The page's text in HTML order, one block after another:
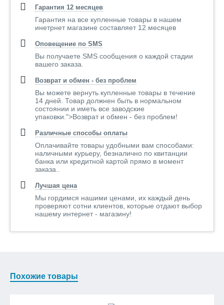
Гарантия 12 месяцев
Гарантия на все купленные товары в нашем
инетрнет магазине составляет 12 месяцев
Оповещение по SMS
Вы получаете SMS сообщения о каждой стадии
вашего заказа.
Возврат и обмен - без проблем
Вы можете вернуть купленные товары в течение
14 дней. Товар должнен быть в нормальном
состоянии и иметь все заводские
упаковки.">Возврат и обмен - без проблем!
Различные способы оплаты
Оплачивайте товары удобными вам способами:
наличными курьеру, безналично по квитанции
банка или кредитной картой прямо в момент
заказа..
Лучшая цена
Мы гордимся нашими ценами, их каждый день
проверяют сотни клиентов, которые отдают выбор
нашему интернет - магазину!
Похожие товары